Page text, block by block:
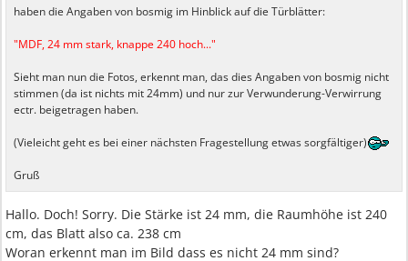
haben die Angaben von bosmig im Hinblick auf die Türblätter:
"MDF, 24 mm stark, knappe 240 hoch..."
Sieht man nun die Fotos, erkennt man, das dies Angaben von bosmig nicht
stimmen (da ist nichts mit 24mm) und nur zur Verwunderung-Verwirrung
ectr. beigetragen haben.
(Vieleicht geht es bei einer nächsten Fragestellung etwas sorgfältiger)
Gruß
Hallo. Doch! Sorry. Die Stärke ist 24 mm, die Raumhöhe ist 240
cm, das Blatt also ca. 238 cm
Woran erkennt man im Bild dass es nicht 24 mm sind?